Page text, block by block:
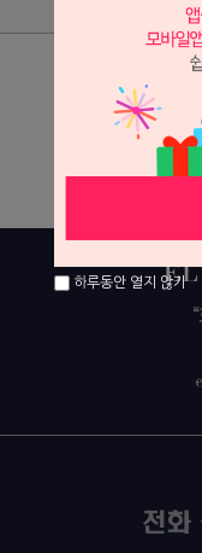
하루동안 열지 않기